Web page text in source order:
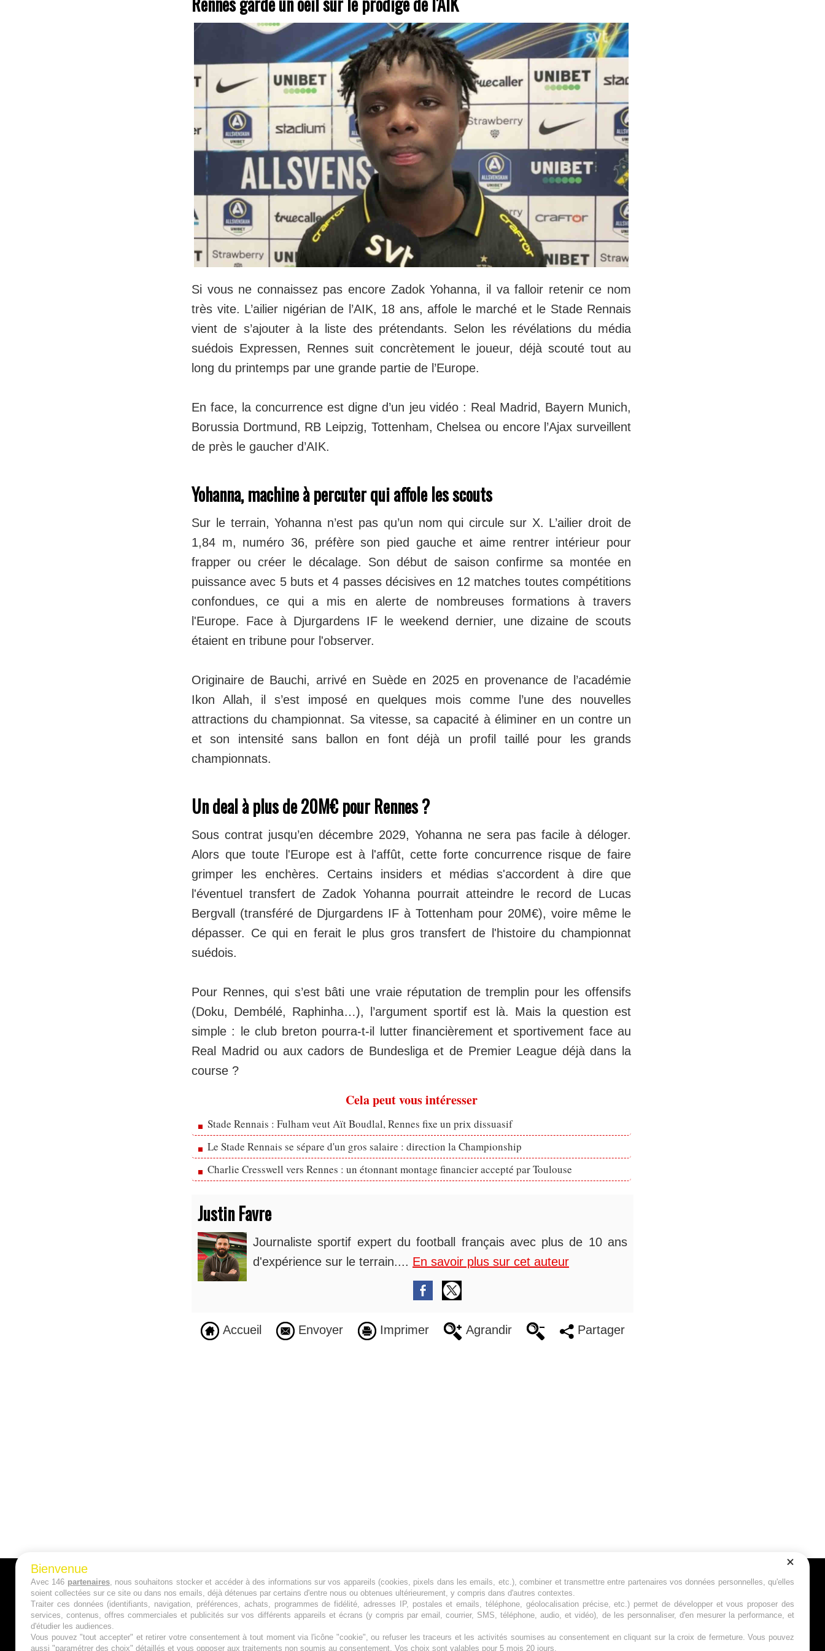
Si vous ne connaissez pas encore Zadok Yohanna, il va falloir retenir ce nom
très vite. L’ailier nigérian de l’AIK, 18 ans, affole le marché et le Stade Rennais
vient de s’ajouter à la liste des prétendants. Selon les révélations du média
suédois Expressen, Rennes suit concrètement le joueur, déjà scouté tout au
long du printemps par une grande partie de l’Europe.
En face, la concurrence est digne d’un jeu vidéo : Real Madrid, Bayern Munich,
Borussia Dortmund, RB Leipzig, Tottenham, Chelsea ou encore l’Ajax surveillent
de près le gaucher d’AIK.
Yohanna, machine à percuter qui affole les scouts
Sur le terrain, Yohanna n’est pas qu’un nom qui circule sur X. L’ailier droit de
1,84 m, numéro 36, préfère son pied gauche et aime rentrer intérieur pour
frapper ou créer le décalage. Son début de saison confirme sa montée en
puissance avec 5 buts et 4 passes décisives en 12 matches toutes compétitions
confondues, ce qui a mis en alerte de nombreuses formations à travers
l'Europe. Face à Djurgardens IF le weekend dernier, une dizaine de scouts
étaient en tribune pour l'observer.
Originaire de Bauchi, arrivé en Suède en 2025 en provenance de l’académie
Ikon Allah, il s’est imposé en quelques mois comme l’une des nouvelles
attractions du championnat. Sa vitesse, sa capacité à éliminer en un contre un
et son intensité sans ballon en font déjà un profil taillé pour les grands
championnats.
Un deal à plus de 20M€ pour Rennes ?
Sous contrat jusqu’en décembre 2029, Yohanna ne sera pas facile à déloger.
Alors que toute l'Europe est à l'affût, cette forte concurrence risque de faire
grimper les enchères. Certains insiders et médias s'accordent à dire que
l'éventuel transfert de Zadok Yohanna pourrait atteindre le record de Lucas
Bergvall (transféré de Djurgardens IF à Tottenham pour 20M€), voire même le
dépasser. Ce qui en ferait le plus gros transfert de l'histoire du championnat
suédois.
Pour Rennes, qui s’est bâti une vraie réputation de tremplin pour les offensifs
(Doku, Dembélé, Raphinha…), l’argument sportif est là. Mais la question est
simple : le club breton pourra-t-il lutter financièrement et sportivement face au
Real Madrid ou aux cadors de Bundesliga et de Premier League déjà dans la
course ?
Cela peut vous intéresser
Stade Rennais : Fulham veut Aït Boudlal, Rennes fixe un prix dissuasif
Le Stade Rennais se sépare d'un gros salaire : direction la Championship
Charlie Cresswell vers Rennes : un étonnant montage financier accepté par Toulouse
Justin Favre
Journaliste sportif expert du football français avec plus de 10 ans
d'expérience sur le terrain.... En savoir plus sur cet auteur
Accueil Envoyer Imprimer Agrandir Partager
A PROPOS
Qui sommes nous ?
Mentions Légales
Jeunesfooteux est un média sportif qui traite
principalement de l'actualité de la Ligue 1 et
des grosses actualités de la Ligue 2 et du
Plan du site | Syndication |Powered by WM
Suivez-nous
Bienvenue
Avec 146 partenaires, nous souhaitons stocker et accéder à des informations sur vos appareils (cookies, pixels dans les emails, etc.), combiner et transmettre entre partenaires vos données personnelles, qu'elles
soient collectées sur ce site ou dans nos emails, déjà détenues par certains d'entre nous ou obtenues ultérieurement, y compris dans d'autres contextes.
Traiter ces données (identifiants, navigation, préférences, achats, programmes de fidélité, adresses IP, postales et emails, téléphone, géolocalisation précise, etc.) permet de développer et vous proposer des
services, contenus, offres commerciales et publicités sur vos différents appareils et écrans (y compris par email, courrier, SMS, téléphone, audio, et vidéo), de les personnaliser, d'en mesurer la performance, et
d'étudier les audiences.
Vous pouvez "tout accepter" et retirer votre consentement à tout moment via l'icône "cookie", ou refuser les traceurs et les activités soumises au consentement en cliquant sur la croix de fermeture. Vous pouvez
aussi "paramétrer des choix" détaillés et vous opposer aux traitements non soumis au consentement. Vos choix sont valables pour 5 mois 20 jours.